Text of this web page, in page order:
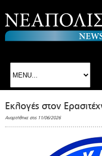
Εκλογές στον
Αναρτήθηκε στις 11/06/2026